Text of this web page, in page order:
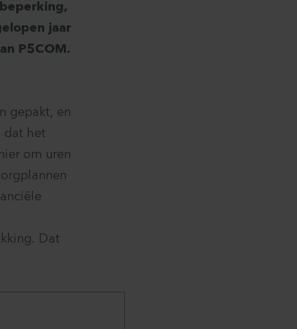
jaar
P5COM.
gepakt, en
dat het
om uren
Dat